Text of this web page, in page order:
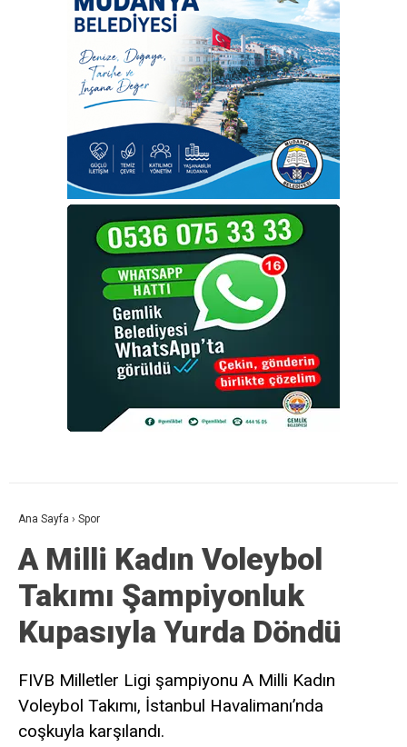
Ana Sayfa › Spor
A Milli Kadın Voleybol
Takımı Şampiyonluk
Kupasıyla Yurda Döndü
FIVB Milletler Ligi şampiyonu A Milli Kadın
Voleybol Takımı, İstanbul Havalimanı’nda
coşkuyla karşılandı.